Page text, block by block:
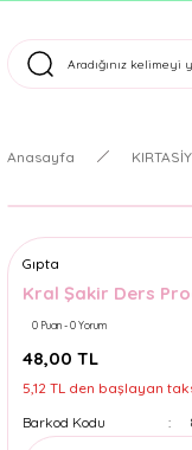
Tüm
Anasayfa
Gıpta
Kral Şakir Ders
0 Puan - 0 Yorum
48,00 TL
5,12 TL den başlayan
Barkod Kodu